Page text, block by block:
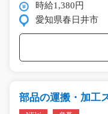
時給1,380円
愛知県春日井市
部品の運搬・加工